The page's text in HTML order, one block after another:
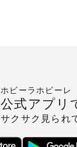
ホビーラホビーレ
公式アプリ
サクサク見られ